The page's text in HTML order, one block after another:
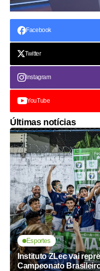
Facebook
Twitter
Instagram
YouTube
Últimas notícias
Esportes
Instituto ZLec vai
Campeonato